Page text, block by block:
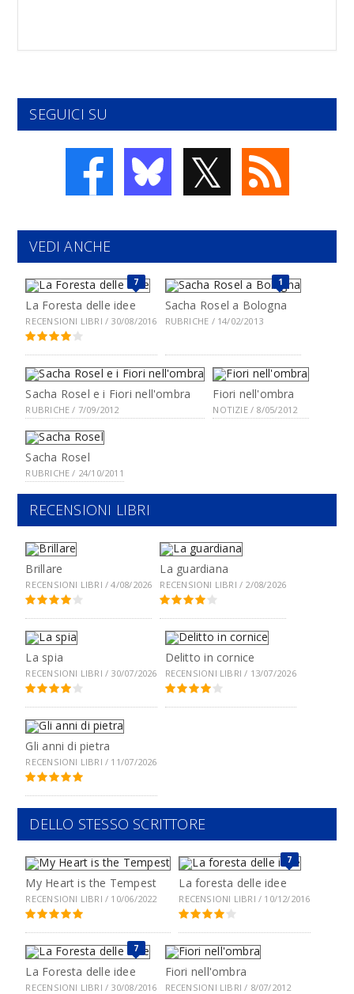
SEGUICI SU
𝕏
VEDI ANCHE
7
La Foresta delle idee
RECENSIONI LIBRI / 30/08/2016
1
Sacha Rosel a Bologna
RUBRICHE / 14/02/2013
Sacha Rosel e i Fiori nell'ombra
RUBRICHE / 7/09/2012
Fiori nell'ombra
NOTIZIE / 8/05/2012
Sacha Rosel
RUBRICHE / 24/10/2011
RECENSIONI LIBRI
Brillare
RECENSIONI LIBRI / 4/08/2026
La guardiana
RECENSIONI LIBRI / 2/08/2026
La spia
RECENSIONI LIBRI / 30/07/2026
Delitto in cornice
RECENSIONI LIBRI / 13/07/2026
Gli anni di pietra
RECENSIONI LIBRI / 11/07/2026
DELLO STESSO SCRITTORE
My Heart is the Tempest
RECENSIONI LIBRI / 10/06/2022
7
La foresta delle idee
RECENSIONI LIBRI / 10/12/2016
7
La Foresta delle idee
RECENSIONI LIBRI / 30/08/2016
Fiori nell'ombra
RECENSIONI LIBRI / 8/07/2012